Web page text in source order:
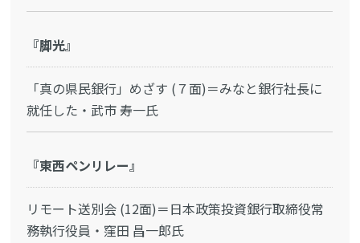
『脚光』
「真の県民銀行」めざす (７面)＝みなと銀行社長に
就任した・武市 寿一氏
『東西ペンリレー』
リモート送別会 (12面)＝日本政策投資銀行取締役常
務執行役員・窪田 昌一郎氏